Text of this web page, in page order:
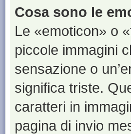
Cosa sono le
Le «emoticon» o
piccole immagini
sensazione o
significa triste.
caratteri in
pagina di invio